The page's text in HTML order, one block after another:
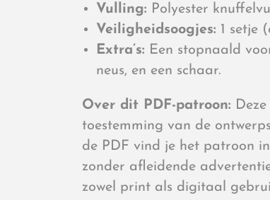
Vulling: Polyester
Veiligheidsoogjes: 1 setje
Extra’s: Een stopnaald
neus, en een schaar.
Over dit PDF-patroon:
toestemming van de
de PDF vind je het patroon
zonder afleidende
zowel print als digitaal